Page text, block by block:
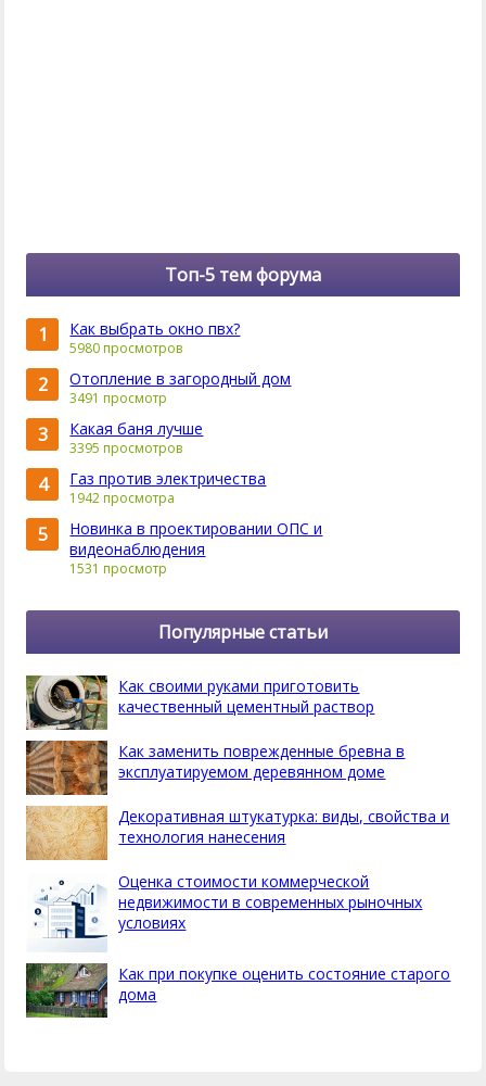
Топ-5 тем форума
1 Как выбрать окно пвх?
5980 просмотров
2 Отопление в загородный дом
3491 просмотр
3 Какая баня лучше
3395 просмотров
4 Газ против электричества
1942 просмотра
5
Новинка в проектировании ОПС и
видеонаблюдения
1531 просмотр
Популярные статьи
Как своими руками приготовить
качественный цементный раствор
Как заменить поврежденные бревна в
эксплуатируемом деревянном доме
Декоративная штукатурка: виды, свойства и
технология нанесения
Оценка стоимости коммерческой
недвижимости в современных рыночных
условиях
Как при покупке оценить состояние старого
дома